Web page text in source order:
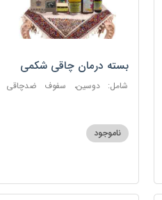
بسته درمان چاقی شکمی
شامل: دوسین، سفوف ضدچاقی
ناموجود